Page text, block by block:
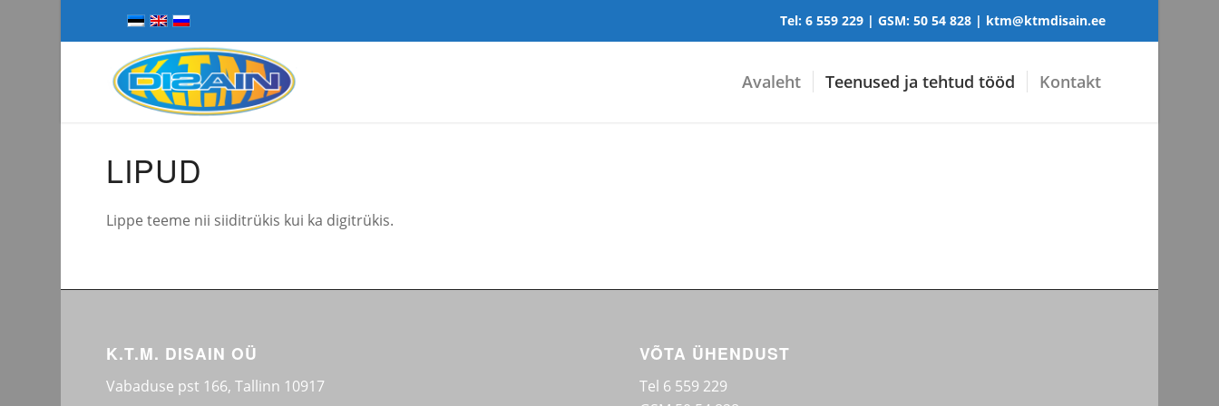
Tel: 6 559 229| GSM: 50 54 828| ktm@ktmdisain.ee
Avaleht Teenused ja tehtud tööd Kontakt
LIPUD
Lippe teeme nii siiditrükis kui ka digitrükis.
K.T.M. DISAIN OÜ
Vabaduse pst 166, Tallinn 10917
VÕTA ÜHENDUST
Tel 6 559 229